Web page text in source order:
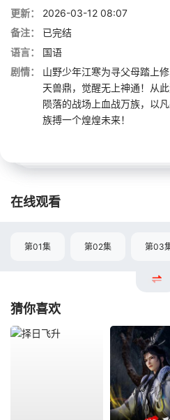
更新：
2026-03-12 08:07
备注：
已完结
语言：
国语
剧情：
山野少年江寒为寻父母踏上
天兽鼎，觉醒无上神通！从
陨落的战场上血战万族，以
族搏一个煌煌未来！
在线观看
第01集 第02集 第03
猜你喜欢